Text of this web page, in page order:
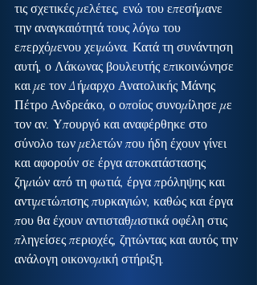
τις σχετικές μελέτες, ενώ του επεσήμανε
την αναγκαιότητά τους λόγω του
επερχόμενου χειμώνα. Κατά τη συνάντηση
αυτή, ο Λάκωνας βουλευτής επικοινώνησε
και με τον Δήμαρχο Ανατολικής Μάνης
Πέτρο Ανδρεάκο, ο οποίος συνομίλησε με
τον αν. Υπουργό και αναφέρθηκε στο
σύνολο των μελετών που ήδη έχουν γίνει
και αφορούν σε έργα αποκατάστασης
ζημιών από τη φωτιά, έργα πρόληψης και
αντιμετώπισης πυρκαγιών, καθώς και έργα
που θα έχουν αντισταθμιστικά οφέλη στις
πληγείσες περιοχές, ζητώντας και αυτός την
ανάλογη οικονομική στήριξη.